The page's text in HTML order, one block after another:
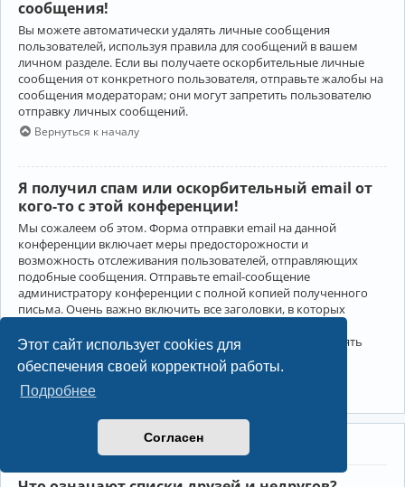
Этот сайт использует cookies для
обеспечения своей корректной работы.
Подробнее
Согласен
сообщения!
Вы можете автоматически удалять личные сообщения
пользователей, используя правила для сообщений в вашем
личном разделе. Если вы получаете оскорбительные личные
сообщения от конкретного пользователя, отправьте жалобы на
сообщения модераторам; они могут запретить пользователю
отправку личных сообщений.
Вернуться к началу
Я получил спам или оскорбительный email от
кого-то с этой конференции!
Мы сожалеем об этом. Форма отправки email на данной
конференции включает меры предосторожности и
возможность отслеживания пользователей, отправляющих
подобные сообщения. Отправьте email-сообщение
администратору конференции с полной копией полученного
письма. Очень важно включить все заголовки, в которых
Администратор конференции сможет в этом случае принять
меры.
Друзья и недруги